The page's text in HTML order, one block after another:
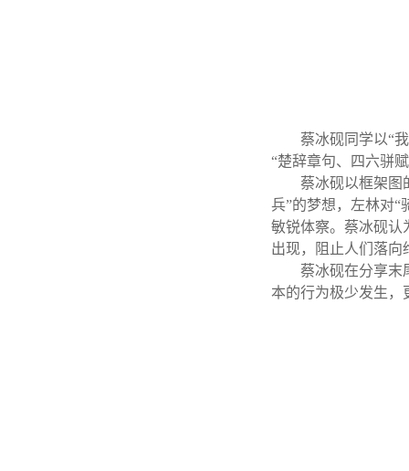
蔡冰砚同学以“
“楚辞章句、四六骈
蔡冰砚以框架图
兵”的梦想，左林对“
敏锐体察。蔡冰砚认
出现，阻止人们落向
蔡冰砚在分享末
本的行为极少发生，